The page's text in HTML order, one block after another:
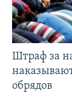
Штраф за
обрядов